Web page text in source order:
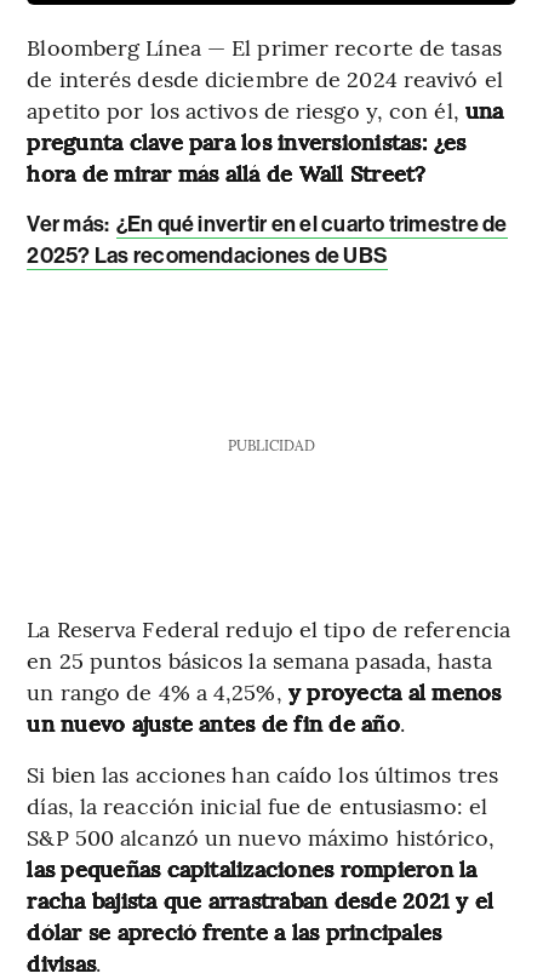
Bloomberg Línea — El primer recorte de tasas
de interés desde diciembre de 2024 reavivó el
apetito por los activos de riesgo y, con él, una
pregunta clave para los inversionistas: ¿es
hora de mirar más allá de Wall Street?
Ver más: ¿En qué invertir en el cuarto trimestre de
2025? Las recomendaciones de UBS
PUBLICIDAD
La Reserva Federal redujo el tipo de referencia
en 25 puntos básicos la semana pasada, hasta
un rango de 4% a 4,25%, y proyecta al menos
un nuevo ajuste antes de fin de año.
Si bien las acciones han caído los últimos tres
días, la reacción inicial fue de entusiasmo: el
S&P 500 alcanzó un nuevo máximo histórico,
las pequeñas capitalizaciones rompieron la
racha bajista que arrastraban desde 2021 y el
dólar se apreció frente a las principales
divisas.